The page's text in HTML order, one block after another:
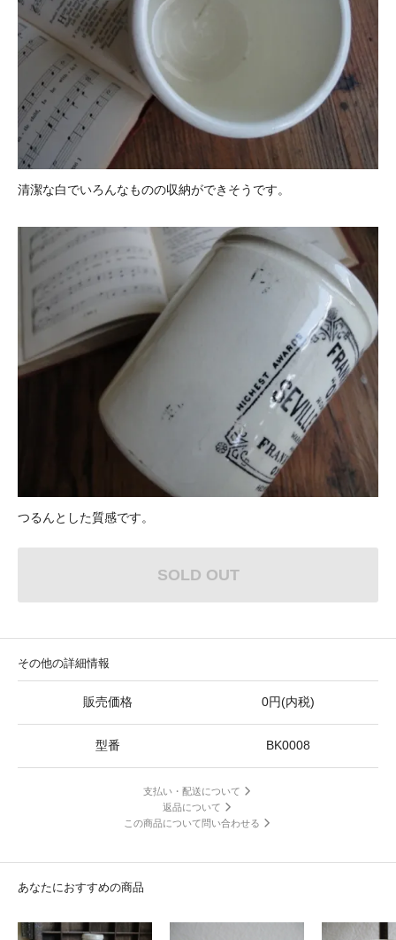
清潔な白でいろんなものの収納ができそうです。
つるんとした質感です。
SOLD OUT
その他の詳細情報
販売価格 0円(内税)
型番 BK0008
支払い・配送について
返品について
この商品について問い合わせる
あなたにおすすめの商品